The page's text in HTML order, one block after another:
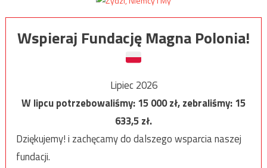
Wspieraj Fundację Magna Polonia!
Lipiec 2026
W lipcu potrzebowaliśmy:15 000zł, zebraliśmy:15
633,5zł.
Dziękujemy! i zachęcamy do dalszego wsparcia naszej
fundacji.